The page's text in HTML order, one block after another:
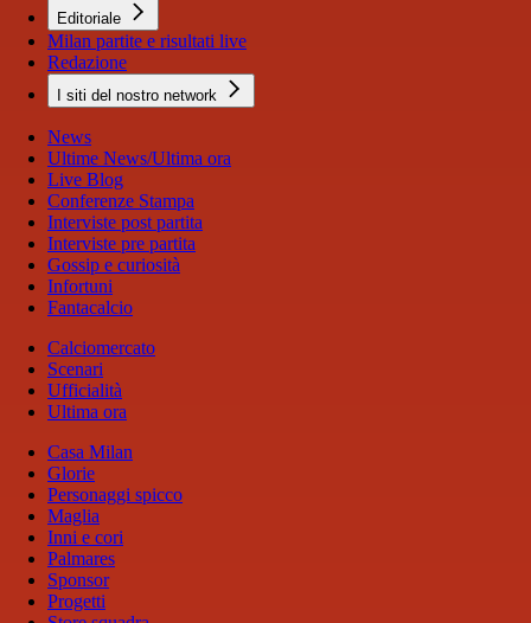
Editoriale
Milan partite e risultati live
Redazione
I siti del nostro network
News
Ultime News/Ultima ora
Live Blog
Conferenze Stampa
Interviste post partita
Interviste pre partita
Gossip e curiosità
Infortuni
Fantacalcio
Calciomercato
Scenari
Ufficialità
Ultima ora
Casa Milan
Glorie
Personaggi spicco
Maglia
Inni e cori
Palmares
Sponsor
Progetti